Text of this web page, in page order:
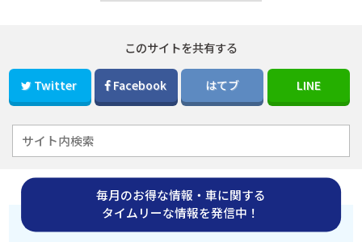
このサイトを共有する
Twitter Facebook はてブ LINE
毎月のお得な情報・車に関する
タイムリーな情報を発信中！